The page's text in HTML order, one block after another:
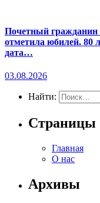
Почетный гражданин
отметила юбилей. 80
дата…
03.08.2026
Найти:
Страницы
Главная
О нас
Архивы